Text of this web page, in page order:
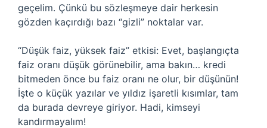
geçelim. Çünkü bu sözleşmeye dair herkesin
gözden kaçırdığı bazı “gizli” noktalar var.
“Düşük faiz, yüksek faiz” etkisi: Evet, başlangıçta
faiz oranı düşük görünebilir, ama bakın… kredi
bitmeden önce bu faiz oranı ne olur, bir düşünün!
İşte o küçük yazılar ve yıldız işaretli kısımlar, tam
da burada devreye giriyor. Hadi, kimseyi
kandırmayalım!